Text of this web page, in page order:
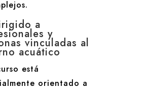
a
y
vinculadas al
acuático
está
orientado a